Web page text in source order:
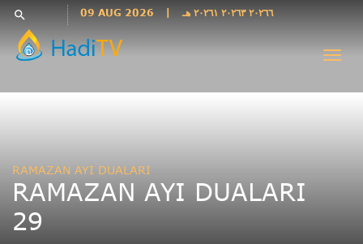
Languages
فارسی
فارسى
Indonesia
پښتو
search 09 AUG 2026 ٢٠٢٦٦ ٢٠٢٦٣ ٢٠٢٦١ هـ
RAMAZAN AYI DUALARI
RAMAZAN AYI DUALARI
29